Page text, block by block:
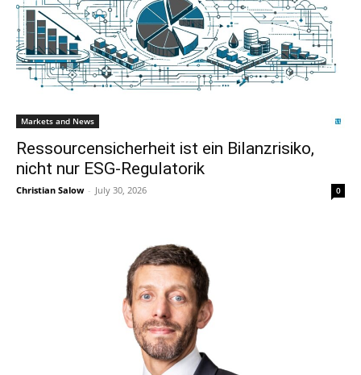
Markets and News
Ressourcensicherheit ist ein Bilanzrisiko,
nicht nur ESG-Regulatorik
Christian Salow - July 30, 2026 0